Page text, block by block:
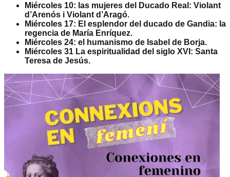
Miércoles 10: las mujeres del Ducado Real: Violant
d’Arenós i Violant d’Aragó.
Miércoles 17: El esplendor del ducado de Gandia: la
regencia de María Enríquez.
Miércoles 24: el humanismo de Isabel de Borja.
Miércoles 31 La espiritualidad del siglo XVI: Santa
Teresa de Jesús.